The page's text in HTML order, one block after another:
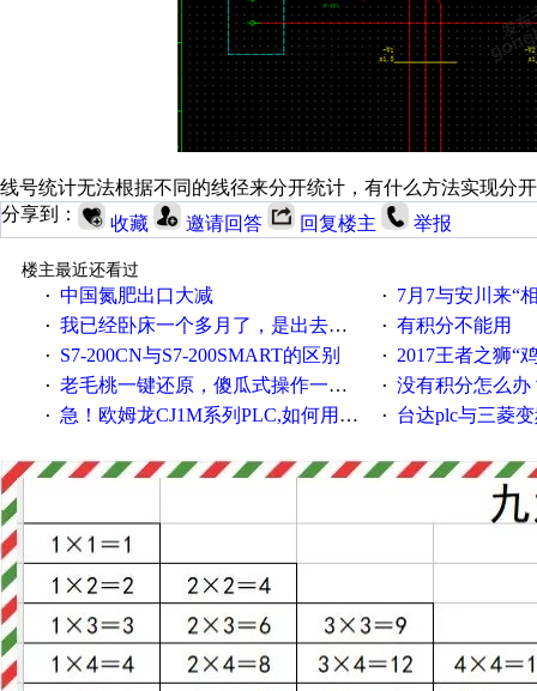
线号统计无法根据不同的线径来分开统计，有什么方法实现分
分享到：
收藏 邀请回答 回复楼主 举报
楼主最近还看过
· 中国氮肥出口大减 · 7月7与安川来“
· 我已经卧床一个多月了，是出去安装机械手在高速遭遇车祸所致:大家工作都要特别注意啊 · 有积分不能用
· S7-200CN与S7-200SMART的区别 · 2017王者之狮“鸡”情签到
· 老毛桃一键还原，傻瓜式操作一键轻松备份还原；程序为向导式安装，一键即可实现自动备份或还原系统。 · 没有积分怎么办
· 急！欧姆龙CJ1M系列PLC,如何用时间控制变频器。要求时间在组态王中可以自由输入！拜托各位大神了！ · 台达plc与三菱